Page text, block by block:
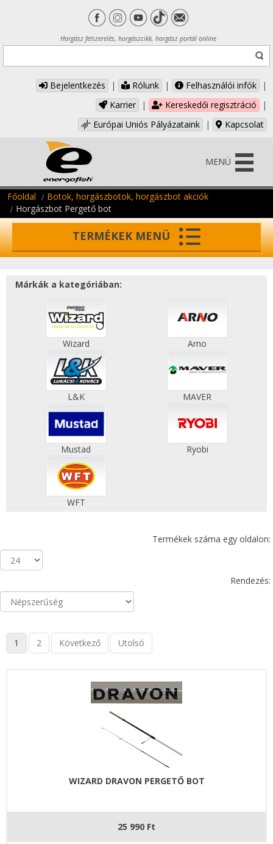
Horgász felszerelés, horgászcikk, horgász portál online
Bejelentkezés | Rólunk | Felhasználói infók
|
Karrier
| Kereskedői regisztráció
|
Európai Uniós Pályázataink
| Kapcsolat
MENÜ
Főoldal
Botok, horgászbotok, horgászbot akciók
Horgászbot Pergető bot
TERMÉKEK MENÜ
Márkák a kategóriában:
Wizard Arno
L&K MAVER
Mustad Ryobi
WFT
Termékek száma egy oldalon:
Rendezés:
1 2 Következő Utolsó
WIZARD DRAVON PERGETŐ BOT
25 990 Ft